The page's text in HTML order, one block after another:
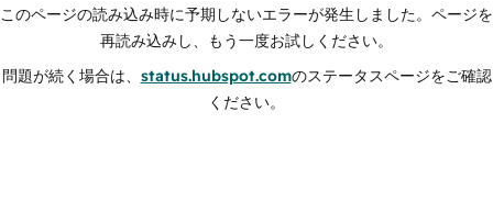
このページの読み込み時に予期しないエラーが発生しました。ページを
再読み込みし、もう一度お試しください。
問題が続く場合は、 status.hubspot.comのステータスページをご確認
ください。